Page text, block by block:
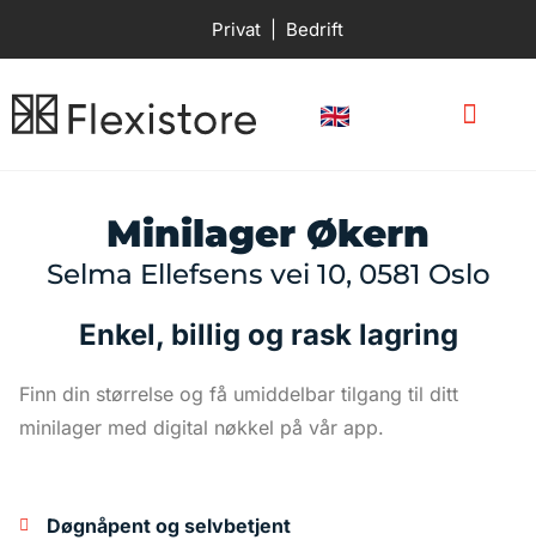
Privat| Bedrift
Minilager Økern
Selma Ellefsens vei 10, 0581 Oslo
Enkel, billig og rask lagring
Finn din størrelse og få umiddelbar tilgang til ditt
minilager med digital nøkkel på vår app.
Døgnåpent og selvbetjent